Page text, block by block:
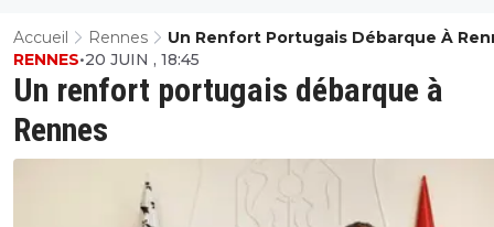
Accueil Rennes Un Renfort Portugais Débarque À
Un renfort portugais débarque à
Rennes
RENNES•20 JUIN , 18:45